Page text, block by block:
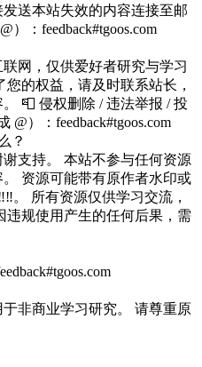
送本站失效的内容连接至邮
）：feedback#tgoos.com
网，仅供爱好者研究与学习
的权益，请及时联系站长，
📮 侵权删除 / 违法举报 / 投
@）：feedback#tgoos.com
？
支持。 本站不参与任何资源
资源可能带有原作者水印或
。 所有资源仅供学习交流，
违规使用产生的任何后果，需
非商业学习研究。 请尊重原